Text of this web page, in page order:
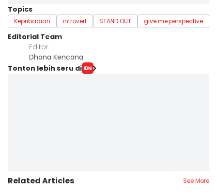
Topics
Kepribadian introvert STAND OUT give me perspective
Editorial Team
Editor
Dhana Kencana
Tonton lebih seru di
Related Articles See More